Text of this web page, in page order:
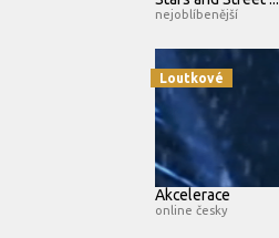
nejoblíbenější
Loutkové
Akcelerace
online česky